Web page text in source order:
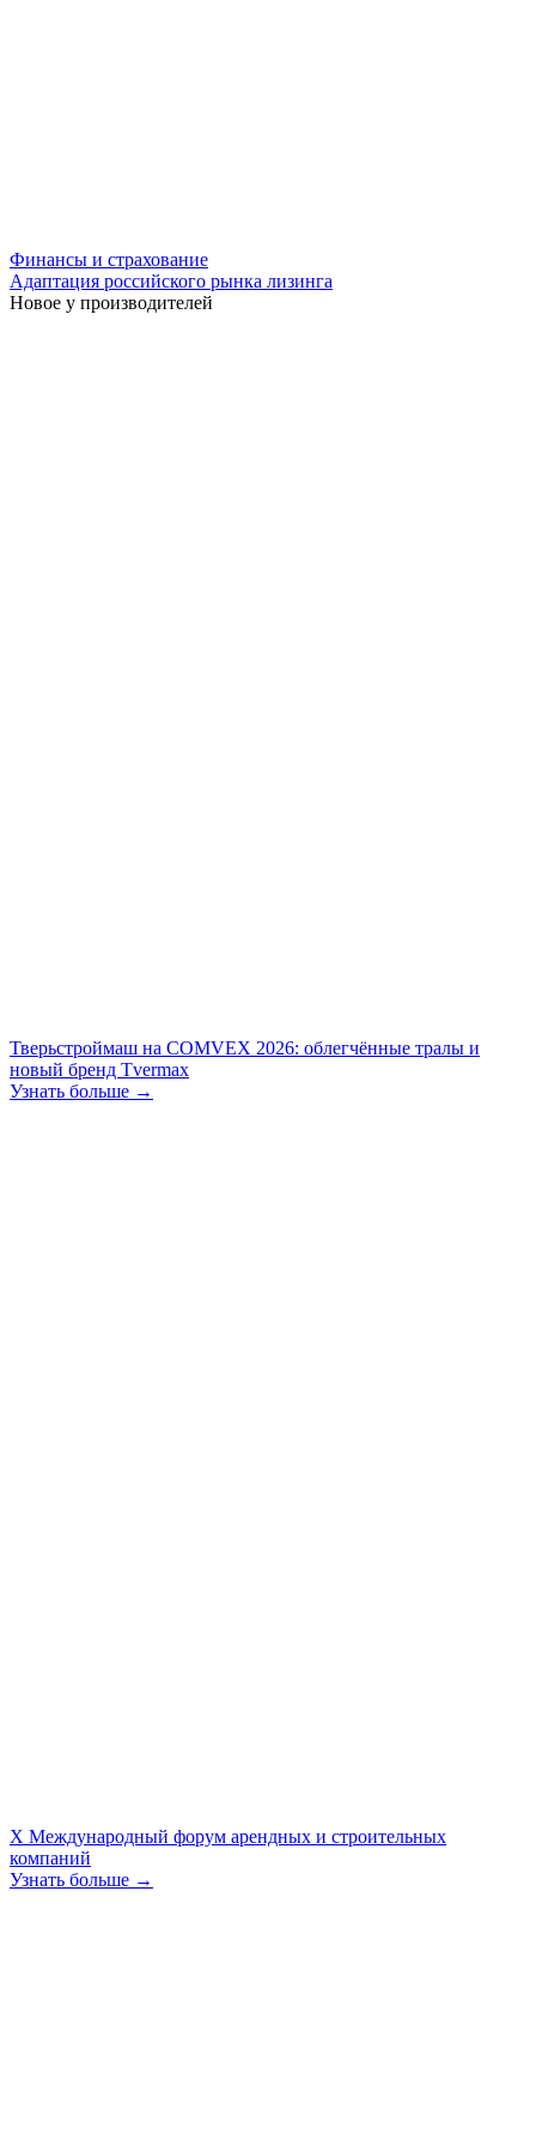
Финансы и страхование
Адаптация российского рынка лизинга
Новое у производителей
Тверьстроймаш на COMVEX 2026: облегчённые тралы и
новый бренд Tvermax
Узнать больше →
X Международный форум арендных и строительных
компаний
Узнать больше →